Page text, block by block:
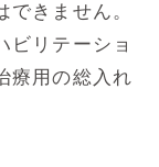
きません。
ビリテーショ
療用の総入れ